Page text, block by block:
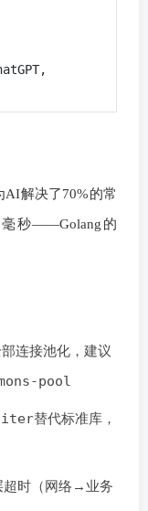
AI解决了70%的常
毫秒——Golang的
连接池化，建议
pool
替代标准库，
超时（网络→业务